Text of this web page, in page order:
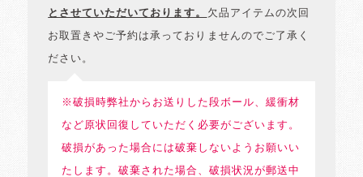
とさせていただいております。 欠品アイテムの次回
お取置きやご予約は承っておりませんのでご了承く
ださい。
※破損時弊社からお送りした段ボール、緩衝材
など原状回復していただく必要がございます。
破損があった場合には破棄しないようお願いい
たします。破棄された場合、破損状況が郵送中